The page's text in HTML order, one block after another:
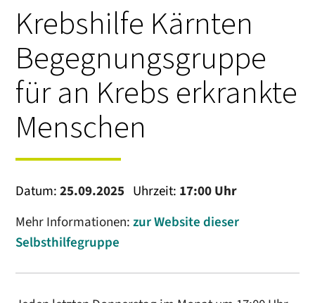
Krebshilfe Kärnten
Begegnungsgruppe
für an Krebs erkrankte
Menschen
Datum:25.09.2025 Uhrzeit: 17:00 Uhr
Mehr Informationen:zur Website dieser
Selbsthilfegruppe